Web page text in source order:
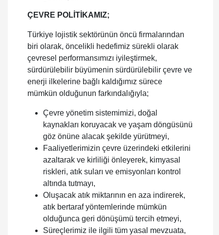
ÇEVRE POLİTİKAMIZ;
Türkiye lojistik sektörünün öncü firmalarından
biri olarak, öncelikli hedefimiz sürekli olarak
çevresel performansımızı iyileştirmek,
sürdürülebilir büyümenin sürdürülebilir çevre ve
enerji ilkelerine bağlı kaldığımız sürece
mümkün olduğunun farkındalığıyla;
Çevre yönetim sistemimizi, doğal
kaynakları koruyacak ve yaşam döngüsünü
göz önüne alacak şekilde yürütmeyi,
Faaliyetlerimizin çevre üzerindeki etkilerini
azaltarak ve kirliliği önleyerek, kimyasal
riskleri, atık suları ve emisyonları kontrol
altında tutmayı,
Oluşacak atık miktarının en aza indirerek,
atık bertaraf yöntemlerinde mümkün
olduğunca geri dönüşümü tercih etmeyi,
Süreçlerimiz ile ilgili tüm yasal mevzuata,